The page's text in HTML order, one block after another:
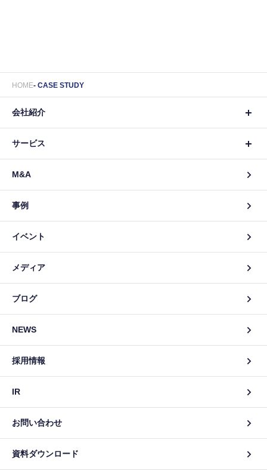
HOME CASE STUDY
会社紹介
サービス
M&A
事例
イベント
メディア
ブログ
NEWS
採用情報
IR
お問い合わせ
資料ダウンロード